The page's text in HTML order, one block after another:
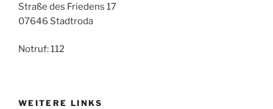
Straße des Friedens 17
07646 Stadtroda
Notruf: 112
WEITERE LINKS